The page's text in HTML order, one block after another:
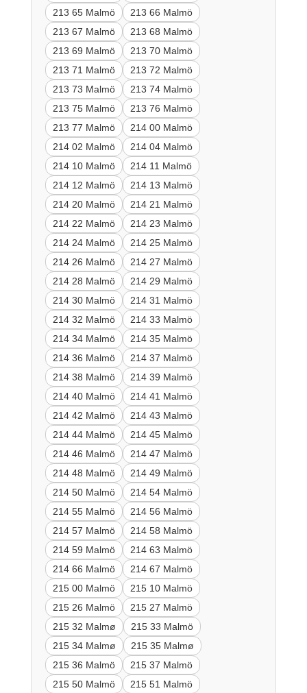
213 65 Malmö
213 66 Malmö
213 67 Malmö
213 68 Malmö
213 69 Malmö
213 70 Malmö
213 71 Malmö
213 72 Malmö
213 73 Malmö
213 74 Malmö
213 75 Malmö
213 76 Malmö
213 77 Malmö
214 00 Malmö
214 02 Malmö
214 04 Malmö
214 10 Malmö
214 11 Malmö
214 12 Malmö
214 13 Malmö
214 20 Malmö
214 21 Malmö
214 22 Malmö
214 23 Malmö
214 24 Malmö
214 25 Malmö
214 26 Malmö
214 27 Malmö
214 28 Malmö
214 29 Malmö
214 30 Malmö
214 31 Malmö
214 32 Malmö
214 33 Malmö
214 34 Malmö
214 35 Malmö
214 36 Malmö
214 37 Malmö
214 38 Malmö
214 39 Malmö
214 40 Malmö
214 41 Malmö
214 42 Malmö
214 43 Malmö
214 44 Malmö
214 45 Malmö
214 46 Malmö
214 47 Malmö
214 48 Malmö
214 49 Malmö
214 50 Malmö
214 54 Malmö
214 55 Malmö
214 56 Malmö
214 57 Malmö
214 58 Malmö
214 59 Malmö
214 63 Malmö
214 66 Malmö
214 67 Malmö
215 00 Malmö
215 10 Malmö
215 26 Malmö
215 27 Malmö
215 32 Malmø
215 33 Malmö
215 34 Malmø
215 35 Malmø
215 36 Malmö
215 37 Malmö
215 50 Malmö
215 51 Malmö